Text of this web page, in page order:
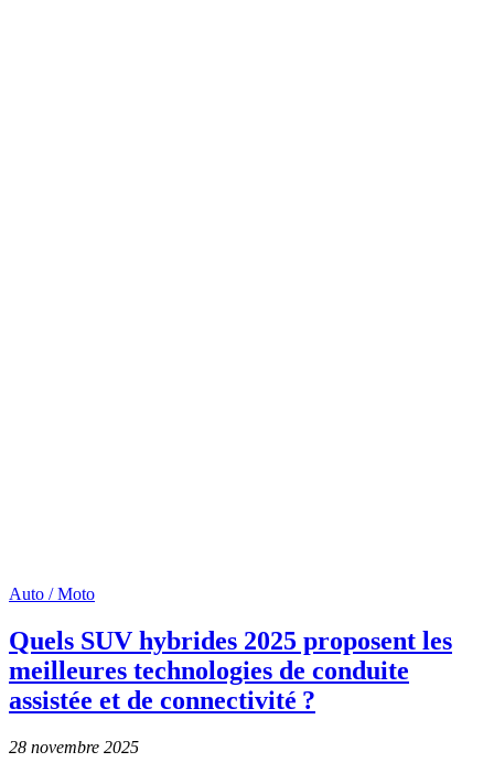
Auto / Moto
Quels SUV hybrides 2025 proposent les
meilleures technologies de conduite
assistée et de connectivité ?
28 novembre 2025